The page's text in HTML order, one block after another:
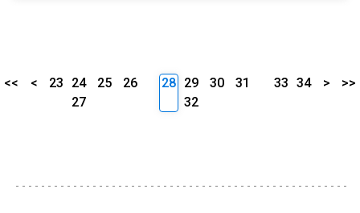
<< < 23 24 25
26
27
28 29 30
31
32
33 34 > >>